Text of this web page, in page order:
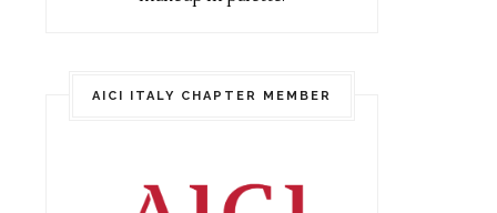
AICI ITALY CHAPTER MEMBER